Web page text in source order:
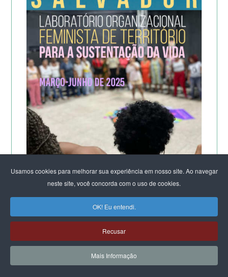
Usamos cookies para melhorar sua experiência em nosso site. Ao navegar
neste site, você concorda com o uso de cookies.
OK! Eu entendi.
Recusar
Mais Informação
A POTÊNCIA DO LABORATÓRIO ORGANIZACIONAL
FEMINISTA PARA A SUSTENTAÇÃO DA VIDA
DE SALVADOR